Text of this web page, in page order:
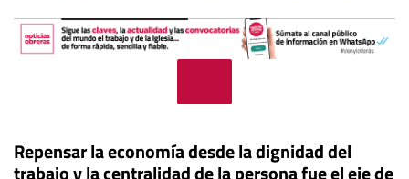
Repensar la economía desde la dignidad del
trabajo y la centralidad de la persona fue el eje de